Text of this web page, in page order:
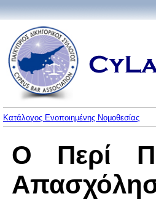
Κατάλογος Ενοποιημένης Νομοθεσίας
Ο Περί